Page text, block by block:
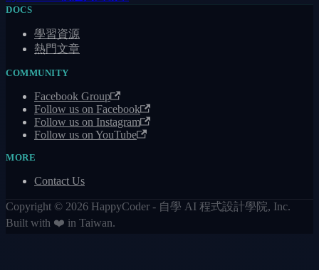
DOCS
學習資源
熱門文章
COMMUNITY
Facebook Group
Follow us on Facebook
Follow us on Instagram
Follow us on YouTube
MORE
Contact Us
Copyright © 2026 HappyCoder - 自學 AI 程式設計學院, Inc.
Built with ❤️ in Taiwan.